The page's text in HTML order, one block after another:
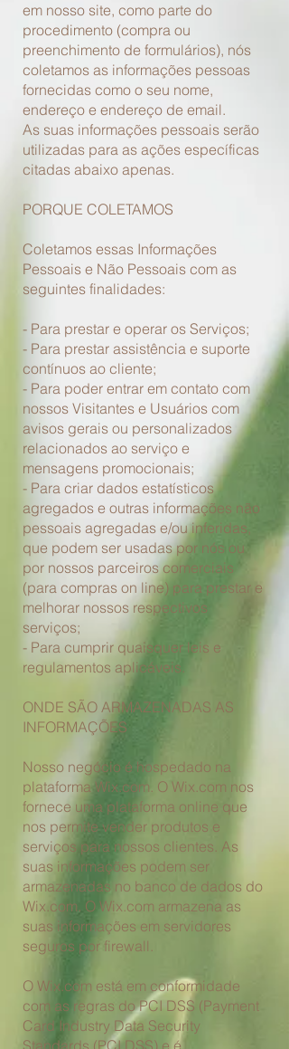
em nosso site, como parte do
procedimento (compra ou
preenchimento de formulários), nós
coletamos as informações pessoas
fornecidas como o seu nome,
endereço e endereço de email.
As suas informações pessoais serão
utilizadas para as ações específicas
citadas abaixo apenas.
PORQUE COLETAMOS
Coletamos essas Informações
Pessoais e Não Pessoais com as
seguintes finalidades:
- Para prestar e operar os Serviços;
- Para prestar assistência e suporte
contínuos ao cliente;
- Para poder entrar em contato com
nossos Visitantes e Usuários com
avisos gerais ou personalizados
relacionados ao serviço e
mensagens promocionais;
- Para criar dados estatísticos
agregados e outras informações não
pessoais agregadas e/ou inferidas,
que podem ser usadas por nós ou
por nossos parceiros comerciais
(para compras on line) para prestar e
melhorar nossos respectivos
serviços;
- Para cumprir quaisquer leis e
regulamentos aplicáveis.
ONDE SÃO ARMAZENADAS AS
INFORMAÇÕES
Nosso negócio é hospedado na
plataforma Wix.com. O Wix.com nos
fornece uma plataforma online que
nos permite vender produtos e
serviços para nossos clientes. As
suas informações podem ser
armazenadas no banco de dados do
Wix.com. O Wix.com armazena as
suas informações em servidores
seguros por firewall.
O Wix.com está em conformidade
com as regras do PCI DSS (Payment
Card Industry Data Security
Standards (PCI DSS) e é